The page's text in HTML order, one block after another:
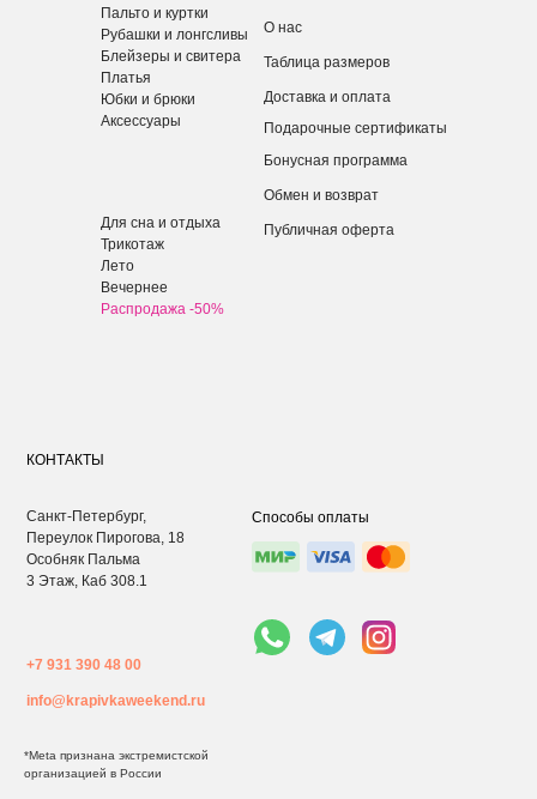
Способы оплаты
Санкт-Петербург,
Переулок Пирогова, 18
Особняк Пальма
3 Этаж, Каб 308.1
+7 931 390 48 00
КОНТАКТЫ
info@krapivkaweekend.ru
*Meta признана экстремистcкой
организацией в России
О нас
Таблица размеров
Доставка и оплата
Обмен и возврат
Бонусная программа
Публичная оферта
Подарочные сертификаты
Для сна и отдыха
Трикотаж
Лето
Вечернее
Распродажа -50%
Пальто и куртки
Рубашки и лонгсливы
Блейзеры и свитера
Платья
Юбки и брюки
Аксессуары